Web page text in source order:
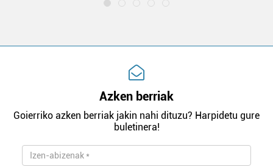
Azken berriak
Goierriko azken berriak jakin nahi dituzu? Harpidetu gure
buletinera!